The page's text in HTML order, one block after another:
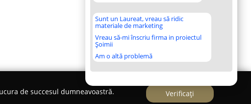
Sunt un Laureat, vreau să ridic
materiale de marketing
Vreau să-mi înscriu firma in proiectul
Șoimii
Am o altă problemă
de succesul dumneavoastră.
Verificați